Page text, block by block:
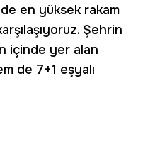
en yüksek rakam
Şehrin
içinde yer alan
de 7+1 eşyalı